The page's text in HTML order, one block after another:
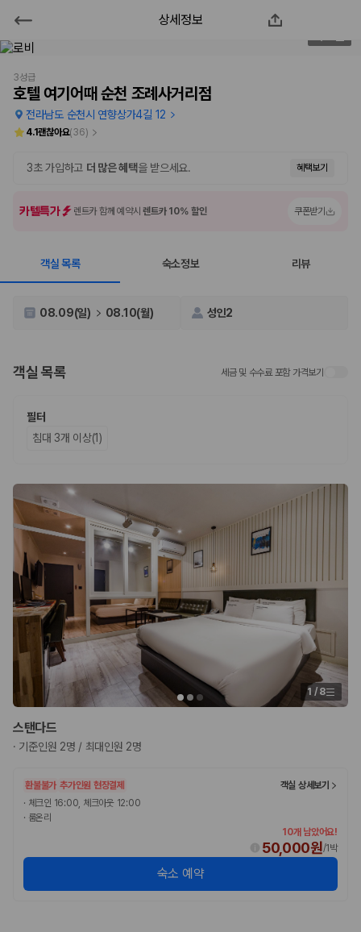
호텔 여기어때 순천 조례사거리점
2000만 이용고객이 선택한 제주 렌트카 가격비교 플랫폼
제주렌트카 가격비교는 카모아에서 한 번에
제주도 렌트카는 업체마다 차량 가격, 보험 조건, 면책금, 보상 한도, 인수
장소, 취소 규정이 다릅니다. 카모아는 여러 제주 렌트카 업체의 조건을 한
업체별 가격비교:
제주 렌트카 업체별 실시간 예약 가능 차량과 요금
차종별 최저가 비교:
인원에 맞는 차종별 가격을 비교합니다.
보험 조건 비교:
확인합니다.
실시간 예약:비교 후 원하는 차량을 바로 예약할 수 있습니다.
제주렌트카 실시간 가격비교 바로가기
제주 렌트카를 찾을 때 꼭 비교해야 하는 기준
1. 단순 최저가가 아니라 실제 결제 조건을 비교하세요
제주렌트카 최저가는 차량 기본요금만으로 판단하기 어렵습니다. 보험 포
함 여부, 면책금, 보상 한도, 옵션 비용, 취소 수수료를 함께 확인해야 실제
로 저렴한 차량을 고를 수 있습니다.
2. 보험 조건은 가격만큼 중요합니다
완전자차와 슈퍼자차는 업체별 보장 범위가 다를 수 있습니다. 카모아에서
는 제주 렌트카 가격과 함께 보험 조건을 비교해 여행 스타일에 맞는 보장
3. 제주공항 접근성과 셔틀 조건을 함께 확인하세요
제주 렌트카는 차량 인수 위치와 셔틀 편의성에 따라 실제 이용 만족도가
달라집니다. 공항에서 렌트카 사무실까지의 이동 조건을 가격과 함께 비교
하는 것이 좋습니다.
제주도 렌트카 차종별 가격비교
상세정보
3성급
호텔 여기어때 순천 조례사거리점
전라남도 순천시 연향상가4길 12
4.1괜찮아요(36)
3초 가입하고 더 많은 혜택을 받으세요. 혜택보기
카텔특가 렌트카 함께 예약시렌트카 10% 할인 쿠폰받기
객실 목록 숙소정보 리뷰
08.09(일) 08.10(월) 성인2
객실 목록 세금 및 수수료 포함 가격보기
필터
침대 3개 이상(1)
1 / 8
스탠다드
· 기준인원 2명 / 최대인원 2명
환불불가 추가인원 현장결제
객실 상세보기
· 체크인 16:00, 체크아웃 12:00
· 룸온리
10개 남았어요!
50,000원/1박
숙소 예약